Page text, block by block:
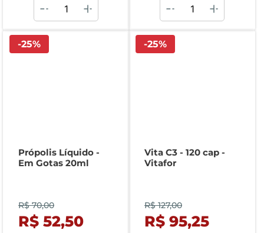
-25%
Própolis Líquido -
Em Gotas 20ml
R$ 70,00
R$ 52,50
-25%
Vita C3 - 120 cap -
Vitafor
R$ 127,00
R$ 95,25